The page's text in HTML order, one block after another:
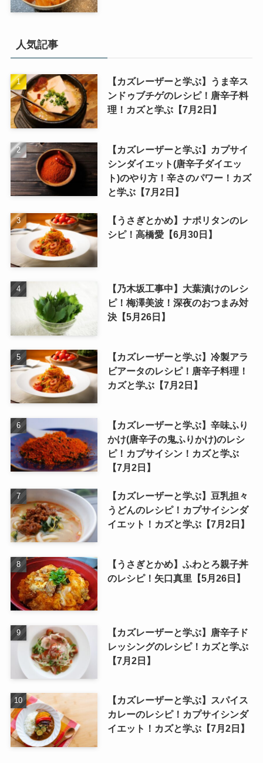
人気記事
【カズレーザーと学ぶ】うま辛ス
ンドゥブチゲのレシピ！唐辛子料
理！カズと学ぶ【7月2日】
【カズレーザーと学ぶ】カプサイ
シンダイエット(唐辛子ダイエッ
ト)のやり方！辛さのパワー！カズ
と学ぶ【7月2日】
【うさぎとかめ】ナポリタンのレ
シピ！高橋愛【6月30日】
【乃木坂工事中】大葉漬けのレシ
ピ！梅澤美波！深夜のおつまみ対
決【5月26日】
【カズレーザーと学ぶ】冷製アラ
ビアータのレシピ！唐辛子料理！
カズと学ぶ【7月2日】
【カズレーザーと学ぶ】辛味ふり
かけ(唐辛子の鬼ふりかけ)のレシ
ピ！カプサイシン！カズと学ぶ
【7月2日】
【カズレーザーと学ぶ】豆乳担々
うどんのレシピ！カプサイシンダ
イエット！カズと学ぶ【7月2日】
【うさぎとかめ】ふわとろ親子丼
のレシピ！矢口真里【5月26日】
【カズレーザーと学ぶ】唐辛子ド
レッシングのレシピ！カズと学ぶ
【7月2日】
【カズレーザーと学ぶ】スパイス
カレーのレシピ！カプサイシンダ
イエット！カズと学ぶ【7月2日】